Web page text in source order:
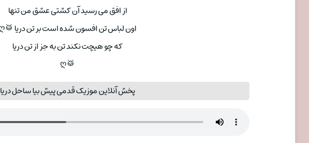
از افق می رسید آن کشتی عشق من تنها
اون لباس تن افسون شده است بر تن دریا 🥁ღ
که چو هیچت نکند تن به جز از تن دریا
🥁ღ
پخش آنلاین موزیک قدمی پیش بیا ساحل دریا